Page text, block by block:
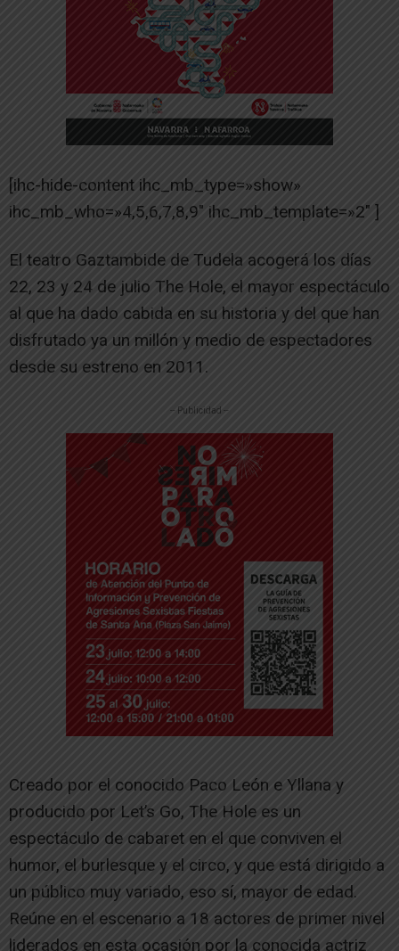
[ihc-hide-content ihc_mb_type=»show»
ihc_mb_who=»4,5,6,7,8,9″ ihc_mb_template=»2″ ]
El teatro Gaztambide de Tudela acogerá los días
22, 23 y 24 de julio The Hole, el mayor espectáculo
al que ha dado cabida en su historia y del que han
disfrutado ya un millón y medio de espectadores
desde su estreno en 2011.
-- Publicidad --
Creado por el conocido Paco León e Yllana y
producido por Let’s Go, The Hole es un
espectáculo de cabaret en el que conviven el
humor, el burlesque y el circo, y que está dirigido a
un público muy variado, eso sí, mayor de edad.
Reúne en el escenario a 18 actores de primer nivel
liderados en esta ocasión por la conocida actriz